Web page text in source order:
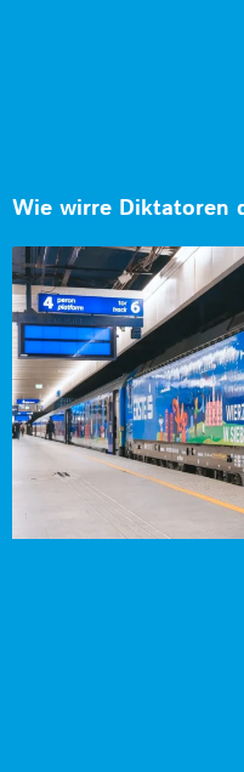
Wie wirre Diktatoren